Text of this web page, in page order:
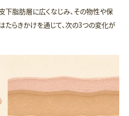
下脂肪層に広くなじみ、その物性や保
らきかけを通じて、次の3つの変化が